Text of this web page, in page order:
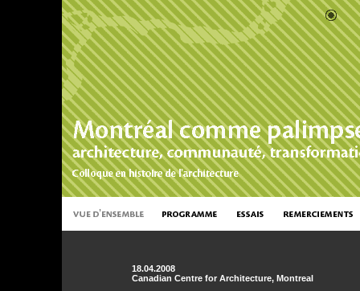
18.04.2008
Canadian Centre for Architecture, Montreal